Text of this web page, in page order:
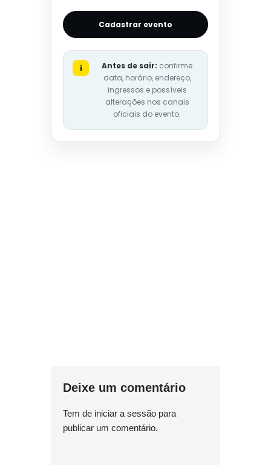
Cadastrar evento
i Antes de sair: confirme
data, horário, endereço,
ingressos e possíveis
alterações nos canais
oficiais do evento.
Deixe um comentário
Tem de iniciar a sessão para
publicar um comentário.